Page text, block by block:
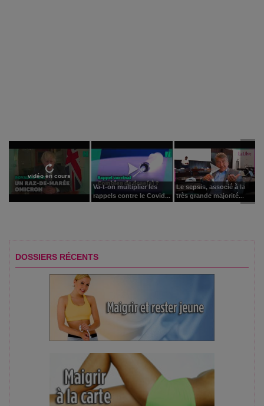
vidéo en cours
Va-t-on multiplier les
rappels contre le Covid...
Le sepsis, associé à la
très grande majorité...
DOSSIERS RÉCENTS